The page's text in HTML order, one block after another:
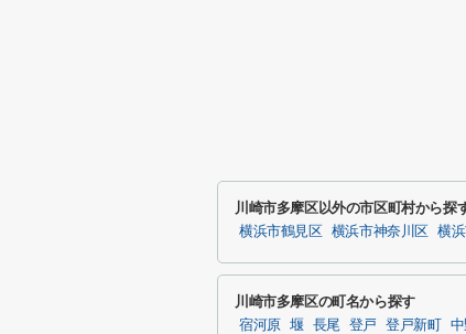
川崎市多摩区以外の市区町村から探
横浜市鶴見区 横浜市神奈川区 横
川崎市多摩区の町名から探す
宿河原 堰 長尾 登戸 登戸新町